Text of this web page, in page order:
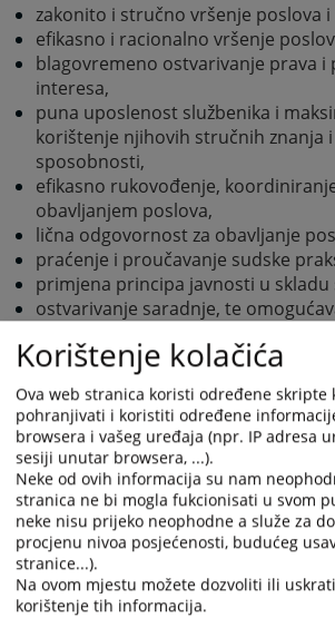
zakonito i stručno vršenje poslova i
efikasno i racionalno vršenje
blagovremeno ostvarivanje prava i
interesa,
puna uposlenost službenika i
korištenje njihovih stručnih znanja
sposobnosti,
efikasno rukovođenje,
obavljanjem poslova,
lična odgovornost za obavljanje
praćenje i proučavanje sudske
primjena principa javnosti u skladu
ostvarivanje saradnje, te
Za vršenje poslova kojima se
pravilan i zakonit rad suda obrazuju
organizacione jedinice:
Odjeljenje sudija;
Odjeljenje sudske uprave;
Odjeljenje za zemljišno-knjižne
(Zemljišnoknjižni ured);
1803PREGLEDA
Korištenje kolačića
Ova web stranica koristi određene skripte
pohranjivati i koristiti određene
browsera i vašeg uređaja (npr. IP adresa
sesiji unutar browsera, ...).
Neke od ovih informacija su nam
stranica ne bi mogla fukcionisati u svom
neke nisu prijeko neophodne a služe za
procjenu nivoa posjećenosti, budućeg
stranice...).
Na ovom mjestu možete dozvoliti ili
korištenje tih informacija.